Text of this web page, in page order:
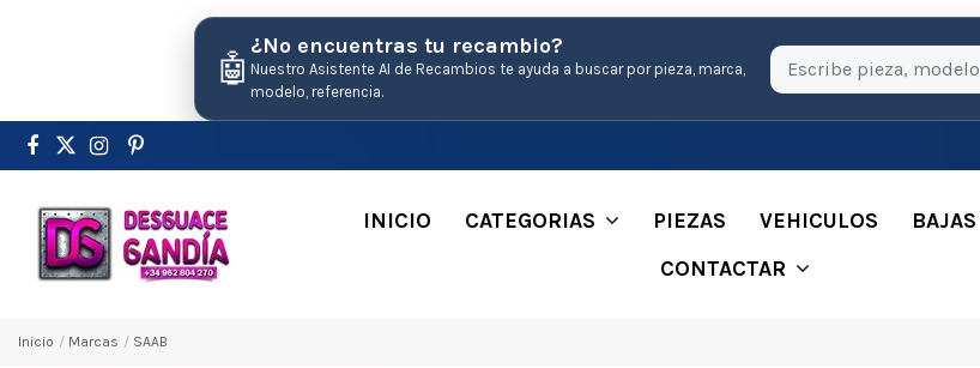
🤖
¿No encuentras tu recambio?
Nuestro Asistente AI de Recambios te ayuda a buscar por pieza, marca,
modelo, referencia.
INICIO CATEGORIAS PIEZAS VEHICULOS
CONTACTAR
Inicio Marcas SAAB